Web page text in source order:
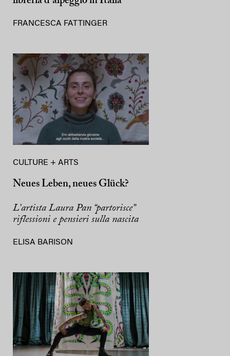
FRANCESCA FATTINGER
CULTURE + ARTS
Neues Leben, neues Glück?
L’artista Laura Pan “partorisce”
riflessioni e pensieri sulla nascita
ELISA BARISON